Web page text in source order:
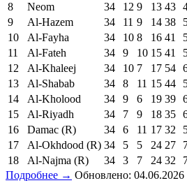
8
Neom 34 12 9 13 43
9
Al-Hazem 34 11 9 14 38
10
Al-Fayha 34 10 8 16 41
11
Al-Fateh 34 9 10 15 41
12
Al-Khaleej 34 10 7 17 54
13
Al-Shabab 34 8 11 15 44
14
Al-Kholood 34 9 6 19 39
15
Al-Riyadh 34 7 9 18 35
16
Damac (R) 34 6 11 17 32
17
Al-Okhdood (R) 34 5 5 24 27
18
Al-Najma (R) 34 3 7 24 32
Подробнее → Обновлено: 04.06.2026